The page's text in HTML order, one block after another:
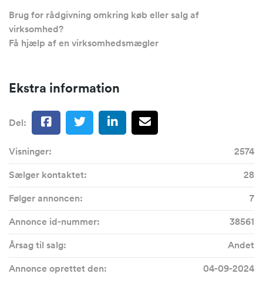
Brug for rådgivning omkring køb eller salg af
virksomhed?
Få hjælp af en virksomhedsmægler
Ekstra information
Del:
Visninger:
2574
Sælger kontaktet:
28
Følger annoncen:
7
Annonce id-nummer:
38561
Årsag til salg:
Andet
Annonce oprettet den:
04-09-2024